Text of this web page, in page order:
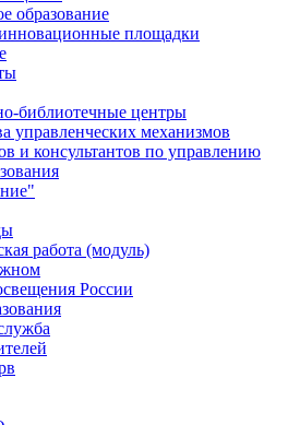
образование
площадки
библиотечные центры
управленческих механизмов
и консультантов по управлению
работа (модуль)
России